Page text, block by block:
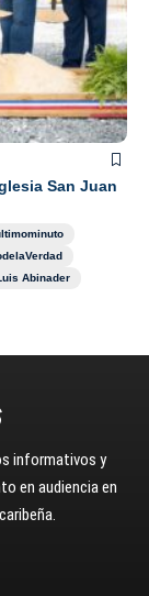
San Juan
Abinader
informativos y
en audiencia en